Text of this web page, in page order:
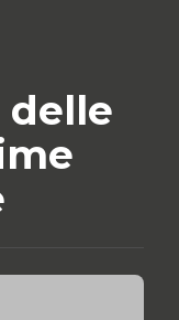
delle